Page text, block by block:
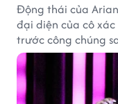
Động thái của
đại diện của cô
trước công chúng
1/9.